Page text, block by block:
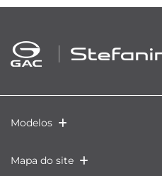
Modelos
Mapa do site